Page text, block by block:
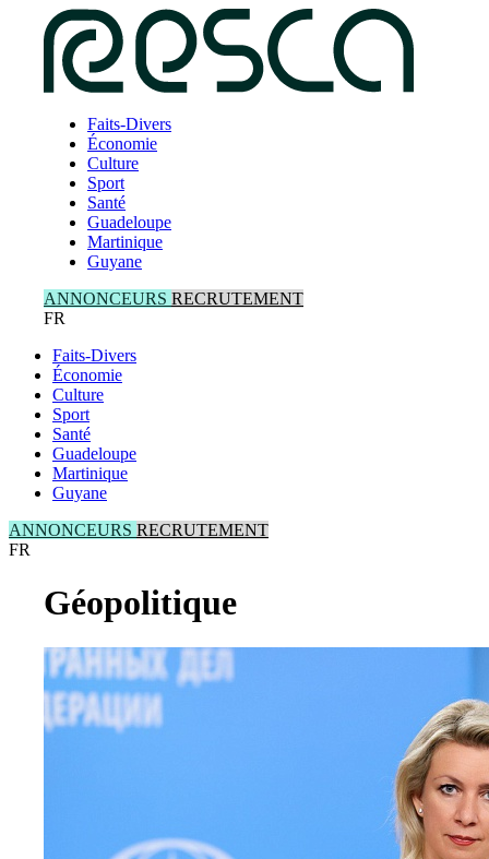
Faits-Divers
Économie
Culture
Sport
Santé
Guadeloupe
Martinique
Guyane
ANNONCEURS RECRUTEMENT
FR
Faits-Divers
Économie
Culture
Sport
Santé
Guadeloupe
Martinique
Guyane
ANNONCEURS RECRUTEMENT
FR
Géopolitique